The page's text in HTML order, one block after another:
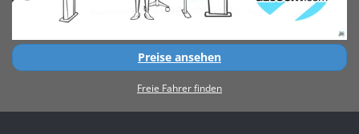
Preise ansehen
Freie Fahrer finden